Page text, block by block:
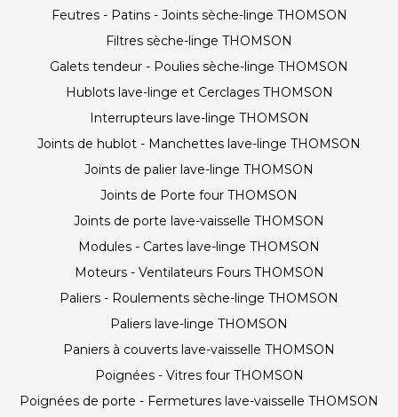
Feutres - Patins - Joints sèche-linge THOMSON
Filtres sèche-linge THOMSON
Galets tendeur - Poulies sèche-linge THOMSON
Hublots lave-linge et Cerclages THOMSON
Interrupteurs lave-linge THOMSON
Joints de hublot - Manchettes lave-linge THOMSON
Joints de palier lave-linge THOMSON
Joints de Porte four THOMSON
Joints de porte lave-vaisselle THOMSON
Modules - Cartes lave-linge THOMSON
Moteurs - Ventilateurs Fours THOMSON
Paliers - Roulements sèche-linge THOMSON
Paliers lave-linge THOMSON
Paniers à couverts lave-vaisselle THOMSON
Poignées - Vitres four THOMSON
Poignées de porte - Fermetures lave-vaisselle THOMSON